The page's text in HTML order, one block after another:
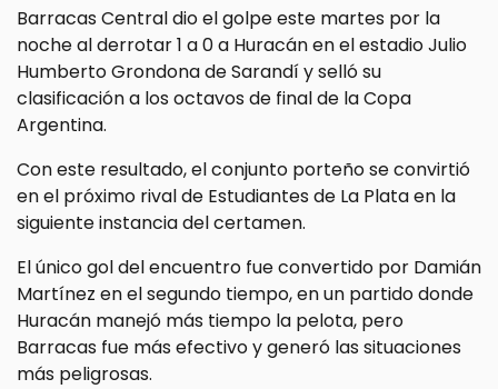
Barracas Central dio el golpe este martes por la
noche al derrotar 1 a 0 a Huracán en el estadio Julio
Humberto Grondona de Sarandí y selló su
clasificación a los octavos de final de la Copa
Argentina.
Con este resultado, el conjunto porteño se convirtió
en el próximo rival de Estudiantes de La Plata en la
siguiente instancia del certamen.
El único gol del encuentro fue convertido por Damián
Martínez en el segundo tiempo, en un partido donde
Huracán manejó más tiempo la pelota, pero
Barracas fue más efectivo y generó las situaciones
más peligrosas.